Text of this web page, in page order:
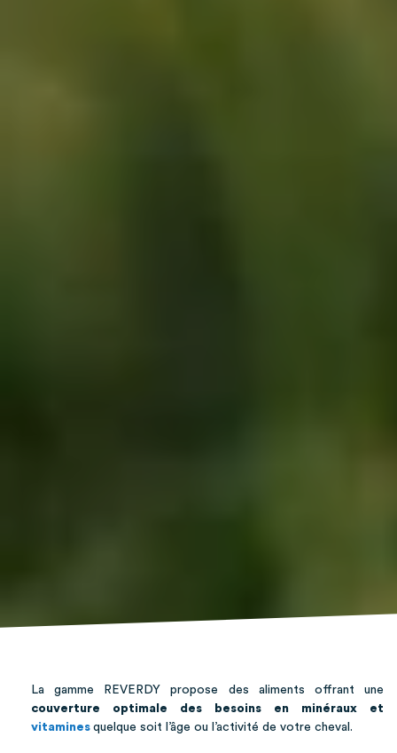
La gamme REVERDY propose des aliments offrant une
couverture optimale des besoins en minéraux et
vitamines quelque soit l’âge ou l’activité de votre cheval.